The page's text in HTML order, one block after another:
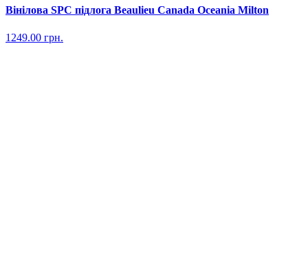
Вінілова SPC підлога Beaulieu Canada Oceania Milton
1249.00 грн.